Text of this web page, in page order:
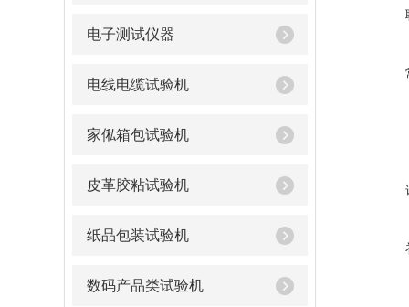
电子测试仪器
电线电缆试验机
家俬箱包试验机
皮革胶粘试验机
纸品包装试验机
数码产品类试验机